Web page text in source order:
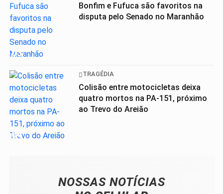
03
Bonfim e Fufuca são favoritos na
disputa pelo Senado no Maranhão
04
TRAGÉDIA
Colisão entre motocicletas deixa
quatro mortos na PA-151, próximo
ao Trevo do Areião
NOSSAS NOTÍCIAS